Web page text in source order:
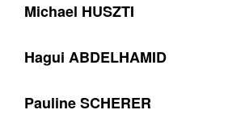
Michael HUSZTI
Hagui ABDELHAMID
Pauline SCHERER